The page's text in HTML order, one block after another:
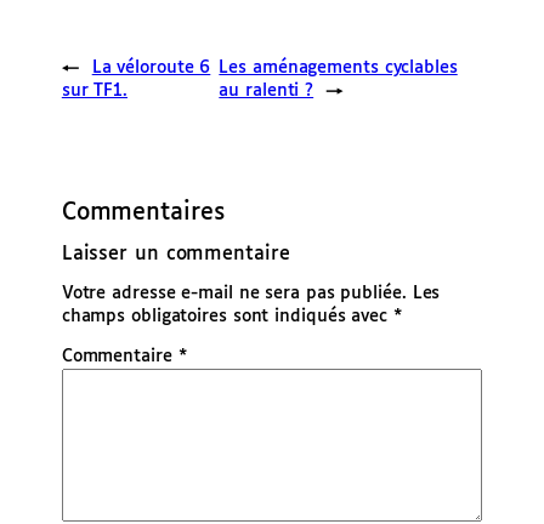
←
La véloroute 6
sur TF1.
Les aménagements cyclables
au ralenti ?
→
Commentaires
Laisser un commentaire
Votre adresse e-mail ne sera pas publiée.
Les
champs obligatoires sont indiqués avec *
Commentaire *